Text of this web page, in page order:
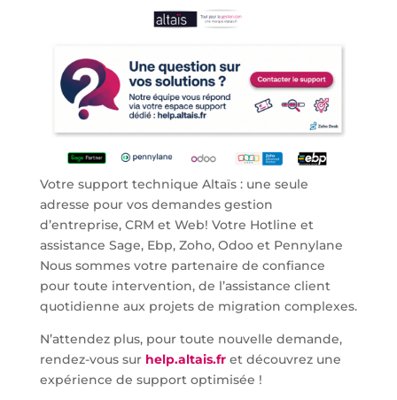
Votre support technique Altaïs : une seule
adresse pour vos demandes gestion
d’entreprise, CRM et Web! Votre Hotline et
assistance Sage, Ebp, Zoho, Odoo et Pennylane
Nous sommes votre partenaire de confiance
pour toute intervention, de l’assistance client
quotidienne aux projets de migration complexes.
N’attendez plus, pour toute nouvelle demande,
rendez-vous sur help.altais.fret découvrez une
expérience de support optimisée !